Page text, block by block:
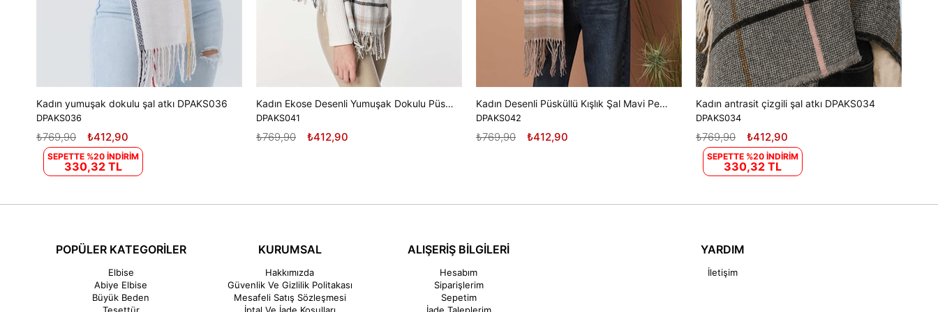
Kadın yumuşak dokulu şal atkı DPAKS036
DPAKS036
₺412,90
₺769,90
SEPETTE %20 İNDİRİM
330,32 TL
Kadın Ekose Desenli Yumuşak Dokulu Püsküllü Şal - Gri/Ekru
DPAKS041
₺412,90
₺769,90
Kadın Desenli Püsküllü Kışlık Şal Mavi Pembe DPAKS042
DPAKS042
₺412,90
₺769,90
Kadın antrasit çizgili şal atkı DPAKS034
DPAKS034
₺412,90
₺769,90
SEPETTE %20 İNDİRİM
330,32 TL
POPÜLER KATEGORİLER
Elbise
Abiye Elbise
Büyük Beden
KURUMSAL
Hakkımızda
Güvenlik Ve Gizlilik Politakası
Mesafeli Satış Sözleşmesi
ALIŞERİŞ BİLGİLERİ
Hesabım
Siparişlerim
Sepetim
YARDIM
İletişim